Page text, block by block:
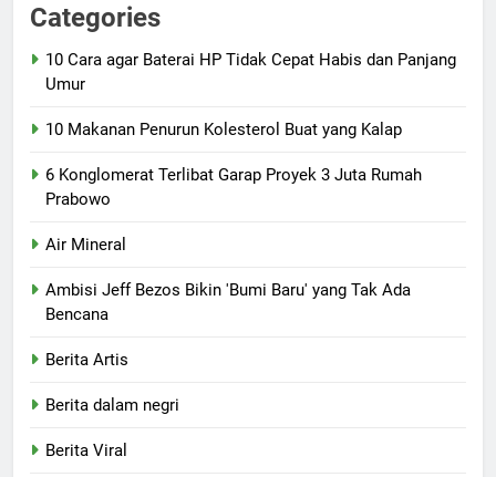
Categories
10 Cara agar Baterai HP Tidak Cepat Habis dan Panjang
Umur
10 Makanan Penurun Kolesterol Buat yang Kalap
6 Konglomerat Terlibat Garap Proyek 3 Juta Rumah
Prabowo
Air Mineral
Ambisi Jeff Bezos Bikin 'Bumi Baru' yang Tak Ada
Bencana
Berita Artis
Berita dalam negri
Berita Viral